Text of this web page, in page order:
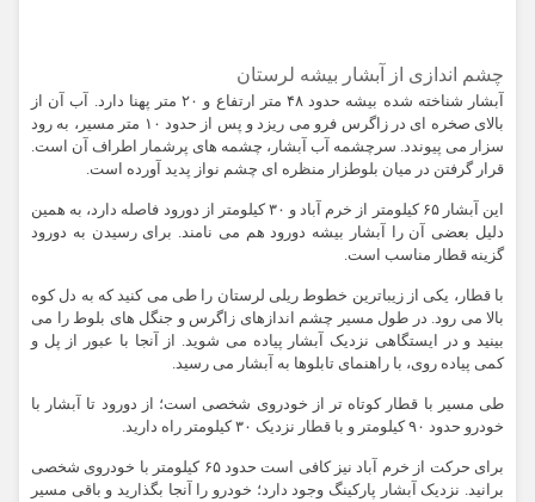
چشم اندازی از آبشار بیشه لرستان
آبشار شناخته شده بیشه حدود ۴۸ متر ارتفاع و ۲۰ متر پهنا دارد. آب آن از
بالای صخره ای در زاگرس فرو می ریزد و پس از حدود ۱۰ متر مسیر، به رود
سزار می پیوندد. سرچشمه آب آبشار، چشمه های پرشمار اطراف آن است.
قرار گرفتن در میان بلوطزار منظره ای چشم نواز پدید آورده است.
این آبشار ۶۵ کیلومتر از خرم آباد و ۳۰ کیلومتر از دورود فاصله دارد، به همین
دلیل بعضی آن را آبشار بیشه دورود هم می نامند. برای رسیدن به دورود
گزینه قطار مناسب است.
با قطار، یکی از زیباترین خطوط ریلی لرستان را طی می کنید که به دل کوه
بالا می رود. در طول مسیر چشم اندازهای زاگرس و جنگل های بلوط را می
بینید و در ایستگاهی نزدیک آبشار پیاده می شوید. از آنجا با عبور از پل و
کمی پیاده روی، با راهنمای تابلوها به آبشار می رسید.
طی مسیر با قطار کوتاه تر از خودروی شخصی است؛ از دورود تا آبشار با
خودرو حدود ۹۰ کیلومتر و با قطار نزدیک ۳۰ کیلومتر راه دارید.
برای حرکت از خرم آباد نیز کافی است حدود ۶۵ کیلومتر با خودروی شخصی
برانید. نزدیک آبشار پارکینگ وجود دارد؛ خودرو را آنجا بگذارید و باقی مسیر